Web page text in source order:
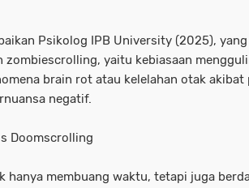
Psikolog IPB University (2025),
zombiescrolling, yaitu kebiasaan
brain rot atau kelelahan otak
negatif.
Doomscrolling
hanya membuang waktu, tetapi juga